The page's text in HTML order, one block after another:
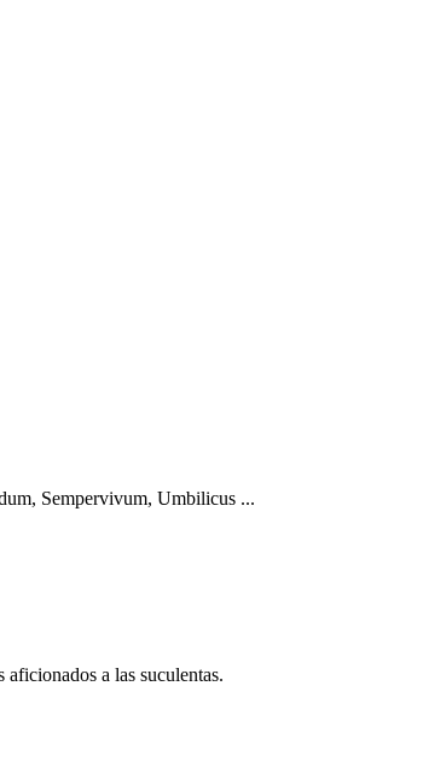
Sempervivum, Umbilicus ...
a las suculentas.